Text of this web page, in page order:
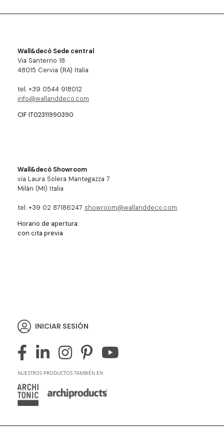
Wall&decò Sede central
Via Santerno 18
48015 Cervia (RA) Italia
tel. +39 0544 918012
info@wallanddeco.com
CIF IT02311990390
Wall&decò Showroom
via Laura Solera Mantegazza 7
Milán (MI) Italia
tel. +39 02 87186247 showroom@wallanddeco.com
Horario de apertura:
con cita previa
INICIAR SESIÓN
NUESTROS PRODUCTOS TAMBIÉN EN